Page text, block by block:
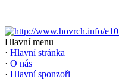
Hlavní menu
· Hlavní stránka
· O nás
· Hlavní sponzoři